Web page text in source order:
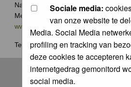
Sociale media:
van onze website te
Media. Social Media
profiling en tracking van
deze cookies te accepteren
internetgedrag gemonitord
social media.
Natuurfotografie.nl vaak
Meer weten? Ga naar
www.natuurfotografie.nl/rubrieken/
Terug naarhome.
Register